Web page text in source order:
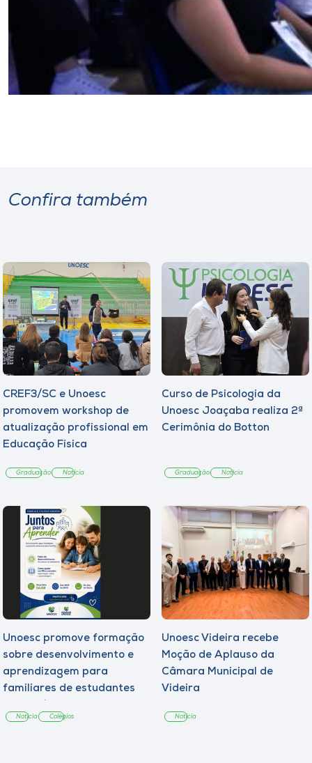
Confira também
CREF3/SC e Unoesc
promovem workshop de
atualização profissional em
Educação Física
Graduação Notícia
Curso de Psicologia da
Unoesc Joaçaba realiza 2ª
Cerimônia do Botton
Graduação Notícia
Unoesc promove formação
sobre desenvolvimento e
aprendizagem para
familiares de estudantes
Notícia Colégios
Unoesc Videira recebe
Moção de Aplauso da
Câmara Municipal de
Videira
Notícia